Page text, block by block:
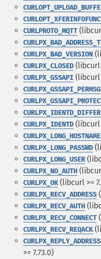
CURLPROTO_MQTT
CURLPX_BAD_VERSION
CURLPX_CLOSED (libcurl
CURLPX_GSSAPI (libcurl
CURLPX_GSSAPI_PERMSG
CURLPX_IDENTD_DIFFER
CURLPX_IDENTD (libcurl
CURLPX_LONG_HOSTNAME
CURLPX_LONG_PASSWD
CURLPX_LONG_USER
CURLPX_NO_AUTH
CURLPX_OK(libcurl >=
CURLPX_RECV_ADDRESS
CURLPX_RECV_AUTH
CURLPX_RECV_CONNECT
CURLPX_RECV_REQACK
>= 7.73.0)